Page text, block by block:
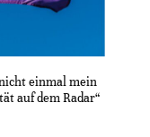
einmal mein
auf dem Radar“